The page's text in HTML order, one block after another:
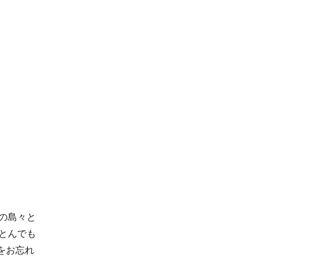
島々と
んでも
お忘れ